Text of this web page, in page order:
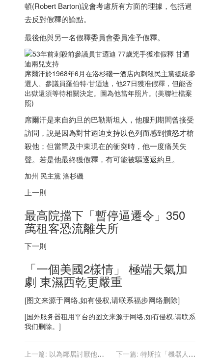
頓(Robert Barton)說會考慮所有方面的理據，包括過
去反對假釋的論點。
最後他與另一名假釋委員會委員准予假釋。
席爾汗於1968年6月在洛杉磯一酒店內刺殺民主黨總統參
選人、參議員羅伯特‧甘迺迪，他27日獲准假釋，但能否
出獄還須等待相關決定。圖為他當年照片。(美聯社檔案
照)
席爾汗是來自約旦的巴勒斯坦人，他服刑期間曾接受
訪問，說是因為對甘迺迪支持以色列而感到憤怒才槍
殺他；但當問及中東現在的衝突時，他一度痛哭失
聲。若是他最終獲假釋，有可能被驅逐返約旦。
加州 民主黨 洛杉磯
上一則
最高院擋下「暫停逼遷令」350
萬租客恐流離失所
下一則
「一個美國2樣情」 極端天氣加
劇 東濕西乾更嚴重
[图文来源于网络,如有侵权,请联系福步网络删除]
[国外服务器租用平台的图文来源于网络,如有侵权,请联系
我们删除。]
上一篇: 以為鄰居討厭他練
下一篇: 特斯拉「機器人」